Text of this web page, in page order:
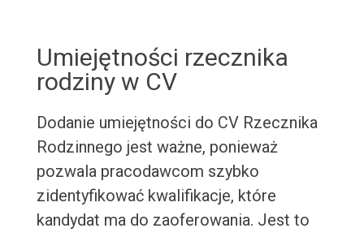
Umiejętności rzecznika
rodziny w CV
Dodanie umiejętności do CV Rzecznika
Rodzinnego jest ważne, ponieważ
pozwala pracodawcom szybko
zidentyfikować kwalifikacje, które
kandydat ma do zaoferowania. Jest to